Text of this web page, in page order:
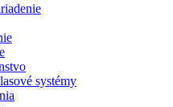
systémy